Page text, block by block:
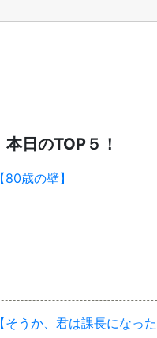
本日のTOP５！
【80歳の壁】
【そうか、君は課長になった